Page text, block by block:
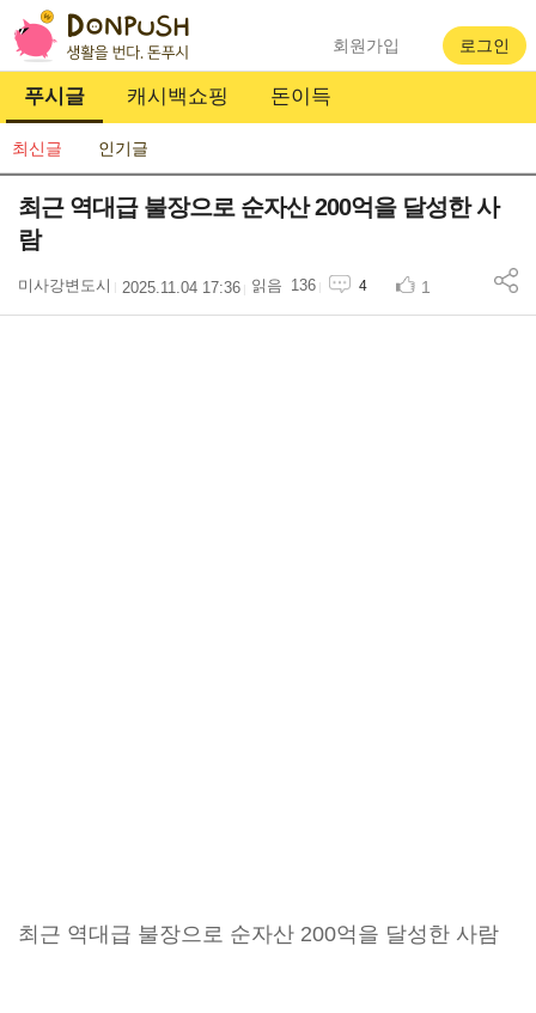
푸시글 캐시백쇼핑 돈이득
회원가입 로그인
최신글 인기글
최근 역대급 불장으로 순자산 200억을 달성한 사
람
미사강변도시 2025.11.04 17:36 136 4 1
최근 역대급 불장으로 순자산 200억을 달성한 사람